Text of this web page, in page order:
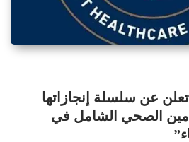
عن سلسلة إنجازاتها
الصحي الشامل في